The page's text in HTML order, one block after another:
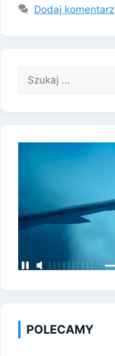
Dodaj komentarz
Szukaj:
POLECAMY